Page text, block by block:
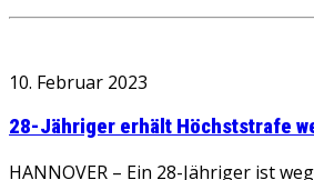
10. Februar 2023
28-Jähriger erhält Höchststrafe
HANNOVER – Ein 28-Jähriger ist